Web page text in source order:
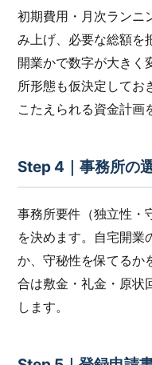
初期費用・月次ランニ
み上げ、必要な総額を
開業かで数字が大きく
所形態も仮決定してお
こたえられる資金計画
Step 4｜事務所の
事務所要件（独立性・
を決めます。自宅開業
か、守秘性を保てるか
合は敷金・礼金・原状
します。